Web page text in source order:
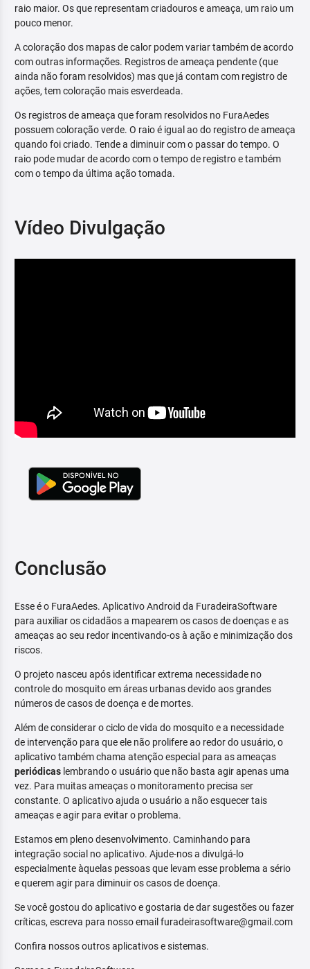
raio maior. Os que representam criadouros e ameaça, um raio um
pouco menor.
A coloração dos mapas de calor podem variar também de acordo
com outras informações. Registros de ameaça pendente (que
ainda não foram resolvidos) mas que já contam com registro de
ações, tem coloração mais esverdeada.
Os registros de ameaça que foram resolvidos no FuraAedes
possuem coloração verde. O raio é igual ao do registro de ameaça
quando foi criado. Tende a diminuir com o passar do tempo. O
raio pode mudar de acordo com o tempo de registro e também
com o tempo da última ação tomada.
Vídeo Divulgação
Conclusão
Esse é o FuraAedes. Aplicativo Android da FuradeiraSoftware
para auxiliar os cidadãos a mapearem os casos de doenças e as
ameaças ao seu redor incentivando-os à ação e minimização dos
riscos.
O projeto nasceu após identificar extrema necessidade no
controle do mosquito em áreas urbanas devido aos grandes
números de casos de doença e de mortes.
Além de considerar o ciclo de vida do mosquito e a necessidade
de intervenção para que ele não prolifere ao redor do usuário, o
aplicativo também chama atenção especial para as ameaças
periódicas lembrando o usuário que não basta agir apenas uma
vez. Para muitas ameaças o monitoramento precisa ser
constante. O aplicativo ajuda o usuário a não esquecer tais
ameaças e agir para evitar o problema.
Estamos em pleno desenvolvimento. Caminhando para
integração social no aplicativo. Ajude-nos a divulgá-lo
especialmente àquelas pessoas que levam esse problema a sério
e querem agir para diminuir os casos de doença.
Se você gostou do aplicativo e gostaria de dar sugestões ou fazer
críticas, escreva para nosso email furadeirasoftware@gmail.com
Confira nossos outros aplicativos e sistemas.